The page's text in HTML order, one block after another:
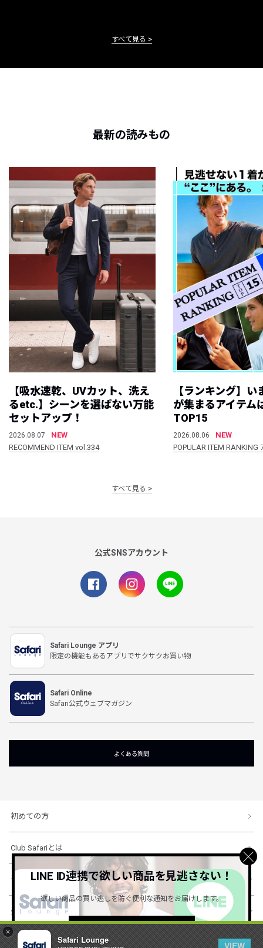
×
Safari Lounge
VIEW
すべて見る
最新の読みもの
【吸水速乾、UVカット、洗え
るetc.】シーンを選ばない万能
セットアップ！
2026.08.07
NEW
RECOMMEND ITEM vol.334
【ランキング】
が集まるアイテム
TOP15
2026.08.06
NEW
POPULAR ITEM
すべて見る
公式SNSアカウント
Safari Lounge アプリ
限定の機能もあるアプリでサクサクお買い物
Safari Online
Safari公式ウェブマガジン
よくある質問
初めての方
Club Safariとは
ショッピングガイド
会社概要・規約
LINE ID連携で欲しい商品を見逃さない！
欲しい商品の買い逃しを防ぐ便利な通知をお届けします。
詳しくはこちら ＞